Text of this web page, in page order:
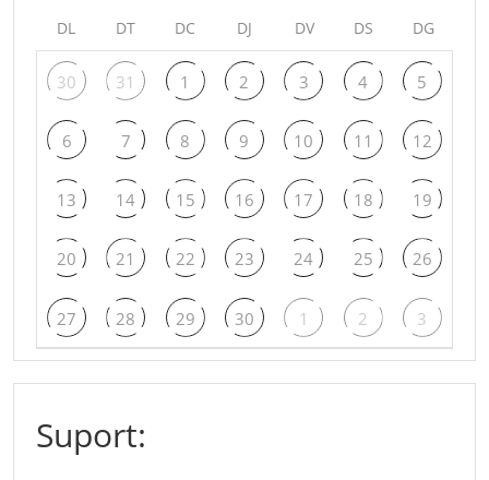
DL DT DC DJ DV DS DG
30 31 1 2 3 4 5
6 7 8 9 10 11 12
13 14 15 16 17 18 19
20 21 22 23 24 25 26
27 28 29 30 1 2 3
Suport: